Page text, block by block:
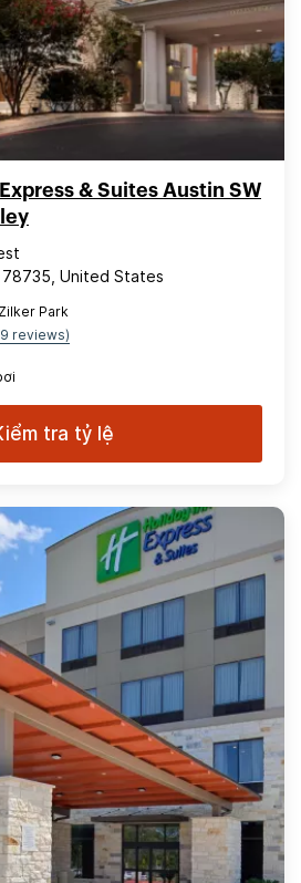
& Suites Austin SW
United States
Park
reviews)
tra tỷ lệ